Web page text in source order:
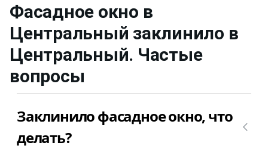
Фасадное окно в
Центральный заклинило в
Центральный. Частые
вопросы
Заклинило фасадное окно, что
делать?